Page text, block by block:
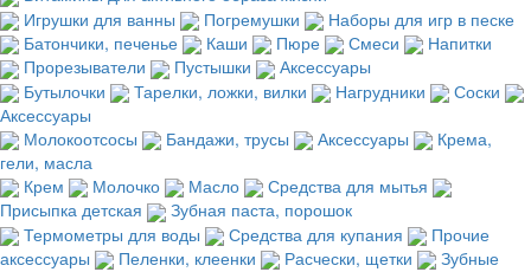
Игрушки для ванны
Погремушки
Наборы для игр в песке
Батончики, печенье
Каши Пюре Смеси
Напитки
Прорезыватели
Пустышки
Аксессуары
Бутылочки
Тарелки, ложки, вилки Нагрудники
Соски
Аксессуары
Молокоотсосы
Бандажи, трусы Аксессуары
Крема,
гели, масла
Крем
Молочко Масло
Средства для мытья
Присыпка детская
Зубная паста, порошок
Термометры для воды
Средства для купания
Прочие
аксессуары
Пеленки, клеенки Расчески, щетки
Зубные